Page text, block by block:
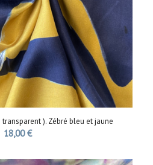
). Zébré bleu et jaune
18,00€